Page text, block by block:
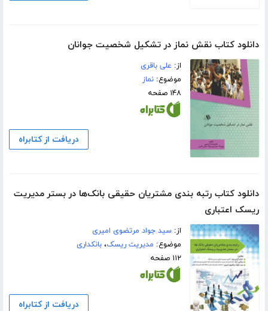
دانلود کتاب نقش نماز در تشکیل شخصیت جوانان
از: علی باقری
موضوع:نماز
۱۴۸ صفحه
دریافت از کتابراه
دانلود کتاب رتبه بندی مشتریان حقیقی بانک‌ها در بستر مدیریت
ریسک اعتباری
از:سید جواد مرتضوی امیری
موضوع: مدیریت ریسک،بانکداری
۱۱۲ صفحه
دریافت از کتابراه